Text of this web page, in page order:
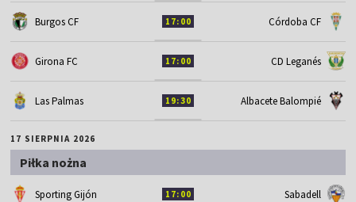
Burgos CF 17:00 Córdoba CF
Girona FC 17:00 CD Leganés
Las Palmas 19:30 Albacete Balompié
17 SIERPNIA 2026
Piłka nożna
Sporting Gijón 17:00 Sabadell